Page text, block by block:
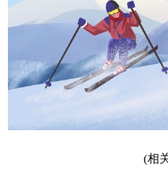
(相